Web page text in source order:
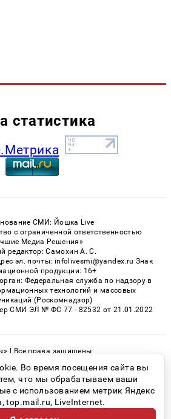
статистика
СМИ: Йошка Live
с ограниченной ответственностью
Медиа Решения»
редактор: Самохин А. С.
эл. почты: infolivesmi@yandex.ru Знак
продукции: 16+
Федеральная служба по надзору в
технологий и массовых
(Роскомнадзор)
СМИ ЭЛ № ФС 77 - 82532 от 21.01.2022
| Все права защищены
категория сайта 16+
конфиденциальности
Во время посещения сайта вы
тем, что мы обрабатываем ваши
с использованием метрик Яндекс
top.mail.ru, LiveInternet.